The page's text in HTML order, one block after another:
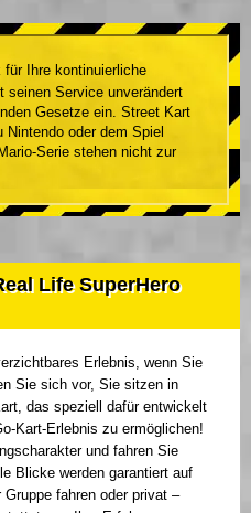
für Ihre kontinuierliche
seinen Service unverändert
Gesetze ein. Street Kart
oder dem Spiel
Serie stehen nicht zur
Life SuperHero
Erlebnis, wenn Sie
Sie sich vor, Sie sitzen in
das speziell dafür entwickelt
Kart-Erlebnis zu ermöglichen!
und fahren Sie
Blicke werden garantiert auf
Gruppe fahren oder privat –